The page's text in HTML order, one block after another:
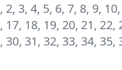
2, 3, 4, 5, 6, 7, 8, 9,
17, 18, 19, 20, 21, 22,
30, 31, 32, 33, 34, 35,